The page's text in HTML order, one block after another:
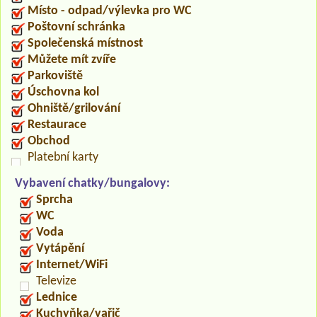
Místo - odpad/výlevka pro WC
Poštovní schránka
Společenská místnost
Můžete mít zvíře
Parkoviště
Úschovna kol
Ohniště/grilování
Restaurace
Obchod
Platební karty
Vybavení chatky/bungalovy:
Sprcha
WC
Voda
Vytápění
Internet/WiFi
Televize
Lednice
Kuchyňka/vařič